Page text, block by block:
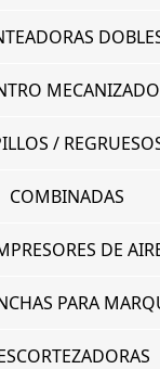
MECANIZADO
/
COMBINADAS
DE
PARA